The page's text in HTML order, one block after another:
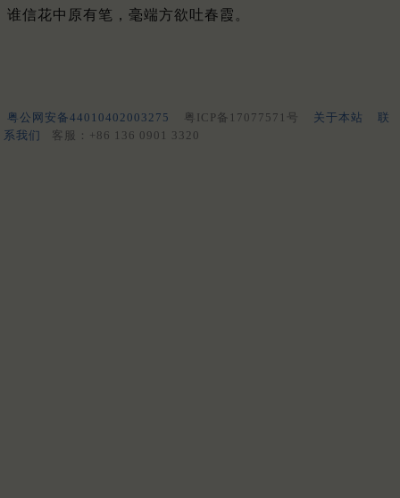
谁信花中原有笔，毫端方欲吐春霞。
粤公网安备44010402003275 粤ICP备17077571号 关于本站
联
系我们
客服：+86 136 0901 3320